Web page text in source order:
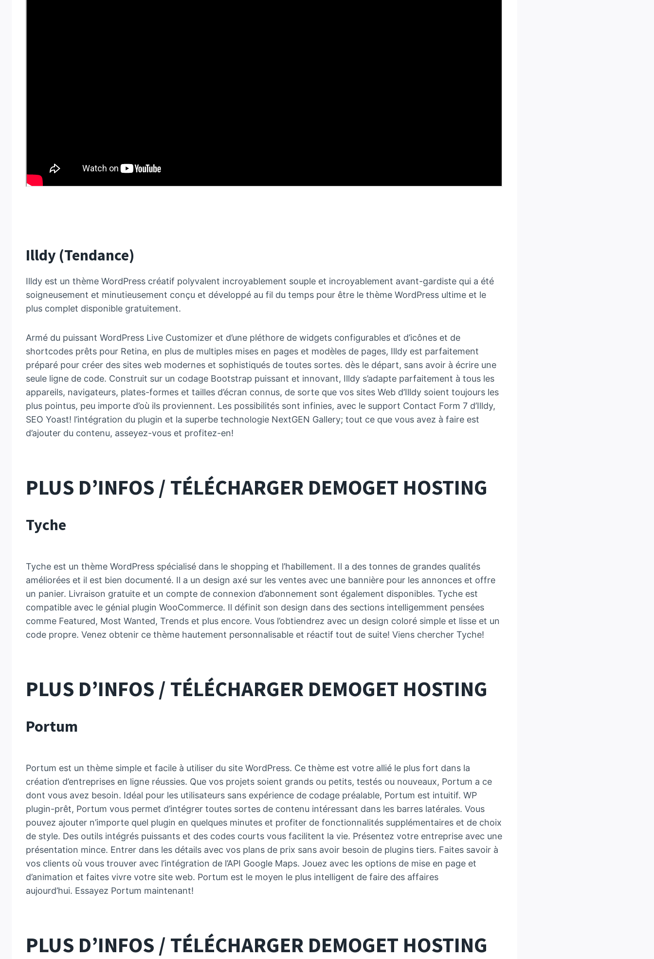
Illdy (Tendance)
Illdy est un thème WordPress créatif polyvalent incroyablement souple et incroyablement avant-gardiste qui a été
soigneusement et minutieusement conçu et développé au fil du temps pour être le thème WordPress ultime et le
plus complet disponible gratuitement.
Armé du puissant WordPress Live Customizer et d’une pléthore de widgets configurables et d’icônes et de
shortcodes prêts pour Retina, en plus de multiples mises en pages et modèles de pages, Illdy est parfaitement
préparé pour créer des sites web modernes et sophistiqués de toutes sortes. dès le départ, sans avoir à écrire une
seule ligne de code. Construit sur un codage Bootstrap puissant et innovant, Illdy s’adapte parfaitement à tous les
appareils, navigateurs, plates-formes et tailles d’écran connus, de sorte que vos sites Web d’Illdy soient toujours les
plus pointus, peu importe d’où ils proviennent. Les possibilités sont infinies, avec le support Contact Form 7 d’Illdy,
SEO Yoast! l’intégration du plugin et la superbe technologie NextGEN Gallery; tout ce que vous avez à faire est
d’ajouter du contenu, asseyez-vous et profitez-en!
PLUS D’INFOS / TÉLÉCHARGER DEMOGET HOSTING
Tyche
Tyche est un thème WordPress spécialisé dans le shopping et l’habillement. Il a des tonnes de grandes qualités
améliorées et il est bien documenté. Il a un design axé sur les ventes avec une bannière pour les annonces et offre
un panier. Livraison gratuite et un compte de connexion d’abonnement sont également disponibles. Tyche est
compatible avec le génial plugin WooCommerce. Il définit son design dans des sections intelligemment pensées
comme Featured, Most Wanted, Trends et plus encore. Vous l’obtiendrez avec un design coloré simple et lisse et un
code propre. Venez obtenir ce thème hautement personnalisable et réactif tout de suite! Viens chercher Tyche!
PLUS D’INFOS / TÉLÉCHARGER DEMOGET HOSTING
Portum
Portum est un thème simple et facile à utiliser du site WordPress. Ce thème est votre allié le plus fort dans la
création d’entreprises en ligne réussies. Que vos projets soient grands ou petits, testés ou nouveaux, Portum a ce
dont vous avez besoin. Idéal pour les utilisateurs sans expérience de codage préalable, Portum est intuitif. WP
plugin-prêt, Portum vous permet d’intégrer toutes sortes de contenu intéressant dans les barres latérales. Vous
pouvez ajouter n’importe quel plugin en quelques minutes et profiter de fonctionnalités supplémentaires et de choix
de style. Des outils intégrés puissants et des codes courts vous facilitent la vie. Présentez votre entreprise avec une
présentation mince. Entrer dans les détails avec vos plans de prix sans avoir besoin de plugins tiers. Faites savoir à
vos clients où vous trouver avec l’intégration de l’API Google Maps. Jouez avec les options de mise en page et
d’animation et faites vivre votre site web. Portum est le moyen le plus intelligent de faire des affaires
aujourd’hui. Essayez Portum maintenant!
PLUS D’INFOS / TÉLÉCHARGER DEMOGET HOSTING